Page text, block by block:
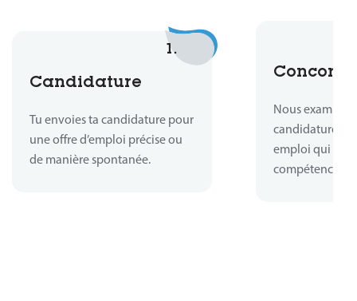
1.
Candidature
Tu envoies ta candidature pour
une offre d’emploi précise ou
de manière spontanée.
Nous
candidature et
emploi qui
compétences.